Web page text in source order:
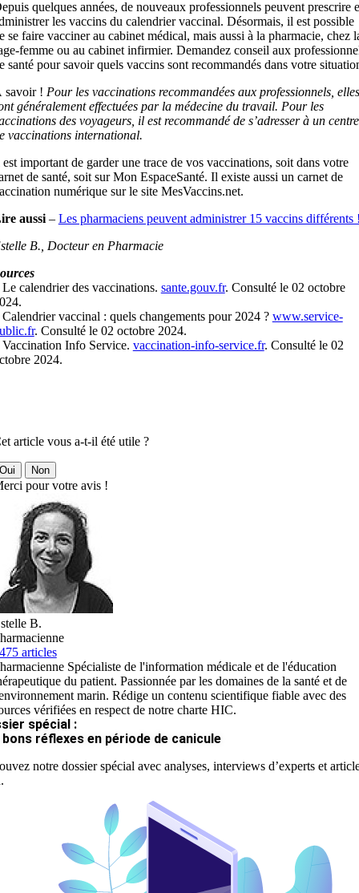
quelques années, de nouveaux professionnels peuvent prescrire
les vaccins du calendrier vaccinal. Désormais, il est possible
se faire vacciner au cabinet médical, mais aussi à la pharmacie, chez
femme ou au cabinet infirmier. Demandez conseil aux
santé pour savoir quels vaccins sont recommandés dans votre
savoir ! Pour les vaccinations recommandées aux professionnels, elles
généralement effectuées par la médecine du travail. Pour les
des voyageurs, il est recommandé de s’adresser à un centre
vaccinations international.
important de garder une trace de vos vaccinations, soit dans votre
de santé, soit sur Mon EspaceSanté. Il existe aussi un carnet de
numérique sur le site MesVaccins.net.
aussi– Les pharmaciens peuvent administrer 15 vaccins différents
B., Docteur en Pharmacie
calendrier des vaccinations. sante.gouv.fr. Consulté le 02 octobre
vaccinal : quels changements pour 2024 ? www.service-
. Consulté le 02 octobre 2024.
Vaccination Info Service. vaccination-info-service.fr. Consulté le 02
2024.
article vous a-t-il été utile ?
Non
pour votre avis !
B.
articles
Spécialiste de l'information médicale et de l'éducation
du patient. Passionnée par les domaines de la santé et de
marin. Rédige un contenu scientifique fiable avec des
vérifiées en respect de notre charte HIC.
spécial :
bons réflexes en période de canicule
notre dossier spécial avec analyses, interviews d’experts et